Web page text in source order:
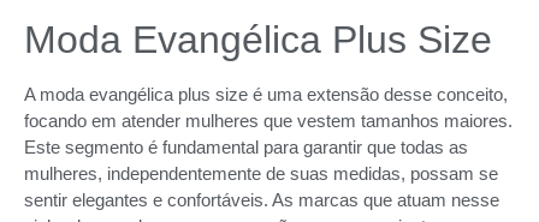
Moda Evangélica Plus Size
A moda evangélica plus size é uma extensão desse conceito,
focando em atender mulheres que vestem tamanhos maiores.
Este segmento é fundamental para garantir que todas as
mulheres, independentemente de suas medidas, possam se
sentir elegantes e confortáveis. As marcas que atuam nesse